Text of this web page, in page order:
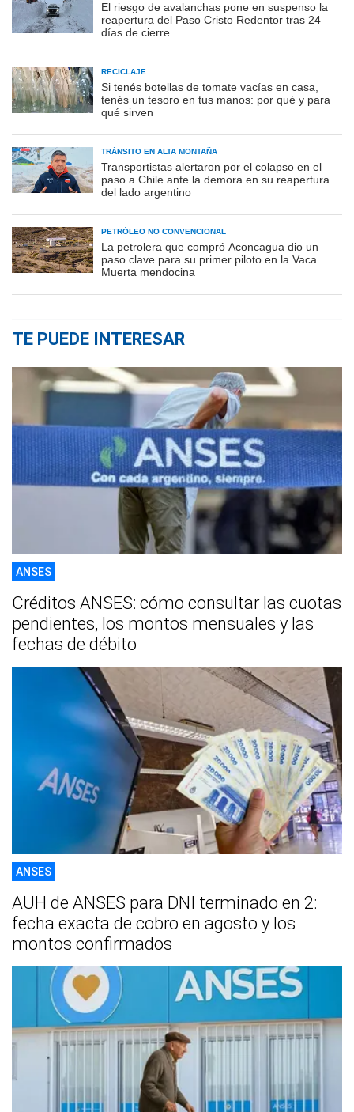
El riesgo de avalanchas pone en suspenso la
reapertura del Paso Cristo Redentor tras 24
días de cierre
RECICLAJE
Si tenés botellas de tomate vacías en casa,
tenés un tesoro en tus manos: por qué y para
qué sirven
TRÁNSITO EN ALTA MONTAÑA
Transportistas alertaron por el colapso en el
paso a Chile ante la demora en su reapertura
del lado argentino
PETRÓLEO NO CONVENCIONAL
La petrolera que compró Aconcagua dio un
paso clave para su primer piloto en la Vaca
Muerta mendocina
TE PUEDE INTERESAR
ANSES
Créditos ANSES: cómo consultar las cuotas
pendientes, los montos mensuales y las
fechas de débito
ANSES
AUH de ANSES para DNI terminado en 2:
fecha exacta de cobro en agosto y los
montos confirmados